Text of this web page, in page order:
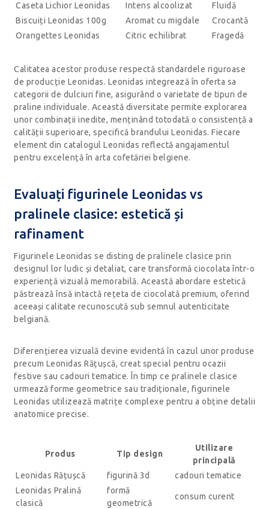
Caseta Lichior Leonidas
Intens alcoolizat
Fluidă
Biscuiți Leonidas 100g
Aromat cu migdale
Crocantă
Orangettes Leonidas
Citric echilibrat Fragedă
Calitatea acestor produse respectă standardele riguroase
de producție Leonidas. Leonidas integrează în oferta sa
categorii de dulciuri fine, asigurând o varietate de tipuri de
praline individuale. Această diversitate permite explorarea
unor combinații inedite, menținând totodată o consistență a
calității superioare, specifică brandului Leonidas. Fiecare
element din catalogul Leonidas reflectă angajamentul
pentru excelență în arta cofetăriei belgiene.
Evaluați figurinele Leonidas vs
pralinele clasice: estetică și
rafinament
Figurinele Leonidas se disting de pralinele clasice prin
designul lor ludic și detaliat, care transformă ciocolata într-o
experiență vizuală memorabilă. Această abordare estetică
păstrează însă intactă rețeta de ciocolată premium, oferind
aceeași calitate recunoscută sub semnul autenticitate
belgiană.
Diferențierea vizuală devine evidentă în cazul unor produse
precum Leonidas Rățușcă, creat special pentru ocazii
festive sau cadouri tematice. În timp ce pralinele clasice
urmează forme geometrice sau tradiționale, figurinele
Leonidas utilizează matrițe complexe pentru a obține detalii
anatomice precise.
Produs Tip design
Utilizare
principală
Leonidas Rățușcă
figurină 3d
cadouri tematice
Leonidas Pralină
clasică
formă
geometrică
consum curent